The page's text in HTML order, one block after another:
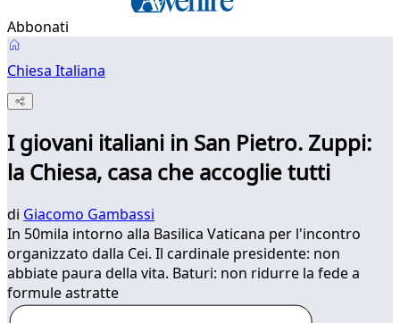
Abbonati
Chiesa Italiana
I giovani italiani in San Pietro. Zuppi:
la Chiesa, casa che accoglie tutti
di Giacomo Gambassi
In 50mila intorno alla Basilica Vaticana per l'incontro
organizzato dalla Cei. Il cardinale presidente: non
abbiate paura della vita. Baturi: non ridurre la fede a
formule astratte